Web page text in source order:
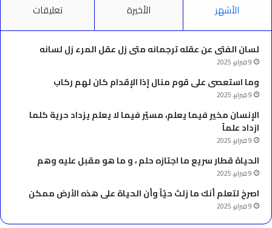
الأشهر الأخيرة تعليقات
لسان الفتى عن عقله ترجمانه متى زل عقل المرء زل لسانه
9 فبراير، 2025
وما استعصى على قوم منال إذا الإقدام كان لهم ركاب
9 فبراير، 2025
الإنسان مخير فيما يعلم، مسيّر فيما لا يعلم يزداد حرية كلما
ازداد علماً
9 فبراير، 2025
الحياة قطار سريع ما اجتازه حلم ، و ما هو مقبل عليه وهم
9 فبراير، 2025
‫اصرخ لتعلم أنك ما زلتَ حيّاً وأن الحياة على هذه الأرض ممكن
9 فبراير، 2025